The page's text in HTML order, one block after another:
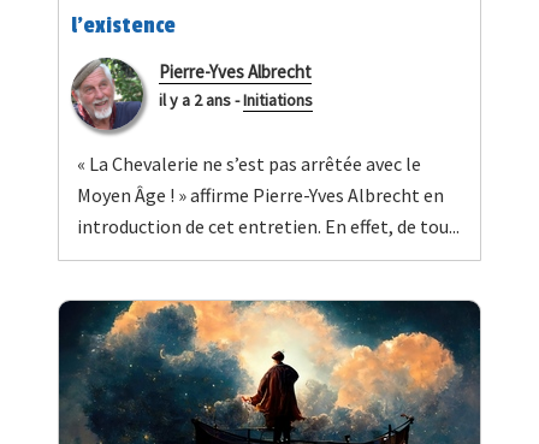
l’existence
Pierre-Yves Albrecht
il y a 2 ans-Initiations
« La Chevalerie ne s’est pas arrêtée avec le
Moyen Âge ! » affirme Pierre-Yves Albrecht en
introduction de cet entretien. En effet, de tou...